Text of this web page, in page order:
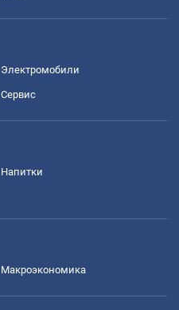
Электромобили
Сервис
Напитки
Mакроэкономика